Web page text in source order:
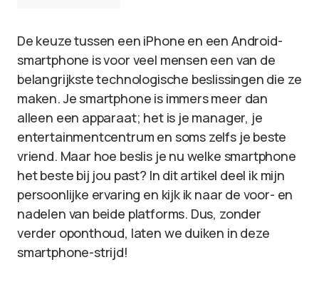
De keuze tussen een iPhone en een Android-
smartphone is voor veel mensen een van de
belangrijkste technologische beslissingen die ze
maken. Je smartphone is immers meer dan
alleen een apparaat; het is je manager, je
entertainmentcentrum en soms zelfs je beste
vriend. Maar hoe beslis je nu welke smartphone
het beste bij jou past? In dit artikel deel ik mijn
persoonlijke ervaring en kijk ik naar de voor- en
nadelen van beide platforms. Dus, zonder
verder oponthoud, laten we duiken in deze
smartphone-strijd!